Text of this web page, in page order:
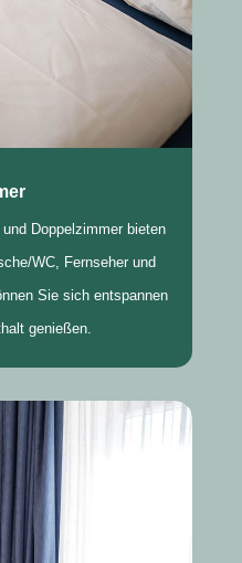
Doppelzimmer bieten
WC, Fernseher und
Sie sich entspannen
genießen.